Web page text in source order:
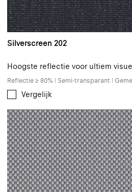
Silverscreen 202
Hoogste reflectie voor ultiem
Reflectie ≥ 80% | Semi-transparant |
Vergelijk